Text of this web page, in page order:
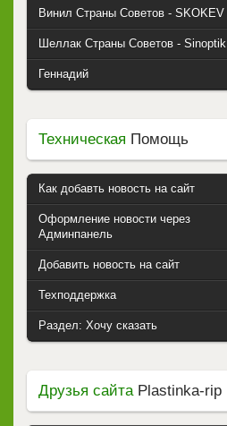
Винил Страны Советов - SKOKEV
Шеллак Страны Советов - Sinoptik
Геннадий
Техническая Помощь
Как добавть новость на сайт
Оформление новости через
Админпанель
Добавить новость на сайт
Техподдержка
Раздел: Хочу сказать
Друзья сайтаPlastinka-rip